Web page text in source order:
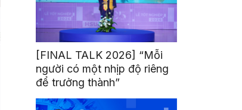
[FINAL TALK 2026] “Mỗi
người có một nhịp độ riêng
để trưởng thành”